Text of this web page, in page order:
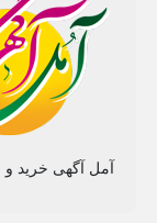
آمل آگهی خرید